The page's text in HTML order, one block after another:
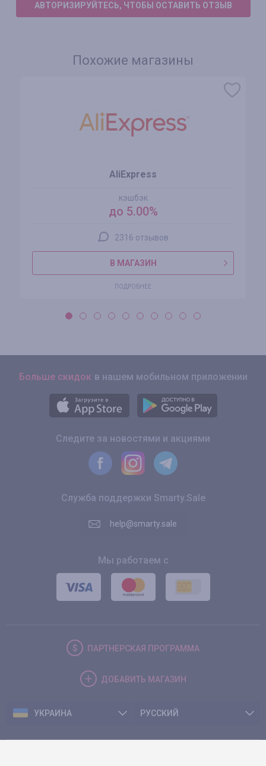
АВТОРИЗИРУЙТЕСЬ, ЧТОБЫ ОСТАВИТЬ ОТЗЫВ
Похожие магазины
AliExpress
кэшбэк
до 5.00%
2316 отзывов
В МАГАЗИН
ПОДРОБНЕЕ
Больше скидок в нашем мобильном приложении
Следите за новостями и акциями
Служба поддержки Smarty.Sale
help@smarty.sale
Мы работаем с
ПАРТНЕРСКАЯ ПРОГРАММА
ДОБАВИТЬ МАГАЗИН
УКРАИНА РУССКИЙ